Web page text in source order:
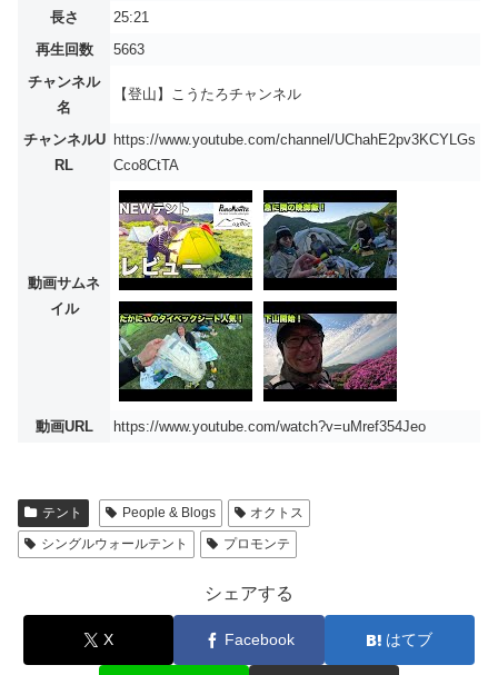
長さ
25:21
再生回数
5663
チャンネル
名
【登山】こうたろチャンネル
チャンネルU
RL
https://www.youtube.com/channel/UChahE2pv3KCYLGs
Cco8CtTA
動画サムネ
イル
動画URL https://www.youtube.com/watch?v=uMref354Jeo
テント People & Blogs
オクトス
シングルウォールテント
プロモンテ
シェアする
X Facebook はてブ